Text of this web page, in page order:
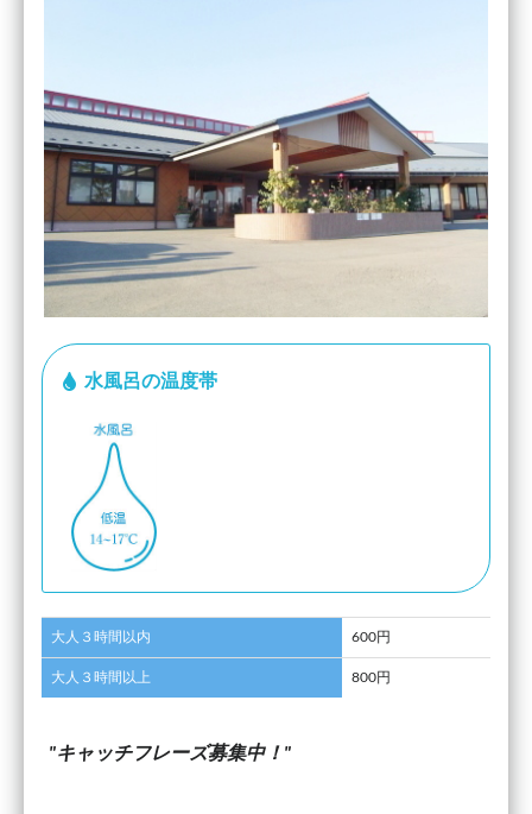
水風呂の温度帯
大人３時間以内 600円
大人３時間以上 800円
キャッチフレーズ募集中！